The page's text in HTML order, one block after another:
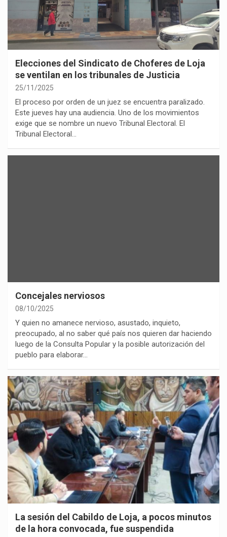
Elecciones del Sindicato de Choferes de Loja
se ventilan en los tribunales de Justicia
25/11/2025
El proceso por orden de un juez se encuentra paralizado.
Este jueves hay una audiencia. Uno de los movimientos
exige que se nombre un nuevo Tribunal Electoral. El
Tribunal Electoral…
Concejales nerviosos
08/10/2025
Y quien no amanece nervioso, asustado, inquieto,
preocupado, al no saber qué país nos quieren dar haciendo
luego de la Consulta Popular y la posible autorización del
pueblo para elaborar…
La sesión del Cabildo de Loja, a pocos minutos
de la hora convocada, fue suspendida